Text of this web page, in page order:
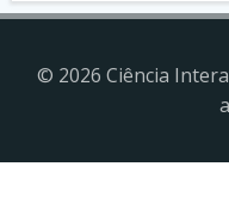
© 2026 Ciência